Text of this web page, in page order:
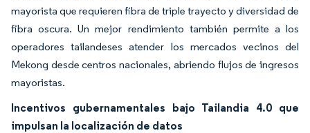
mayorista que requieren fibra de triple trayecto y diversidad de
fibra oscura. Un mejor rendimiento también permite a los
operadores tailandeses atender los mercados vecinos del
Mekong desde centros nacionales, abriendo flujos de ingresos
mayoristas.
Incentivos gubernamentales bajo Tailandia 4.0 que
impulsan la localización de datos